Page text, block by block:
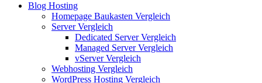
Blog Hosting
Homepage Baukasten Vergleich
Server Vergleich
Dedicated Server Vergleich
Managed Server Vergleich
vServer Vergleich
Webhosting Vergleich
WordPress Hosting Vergleich